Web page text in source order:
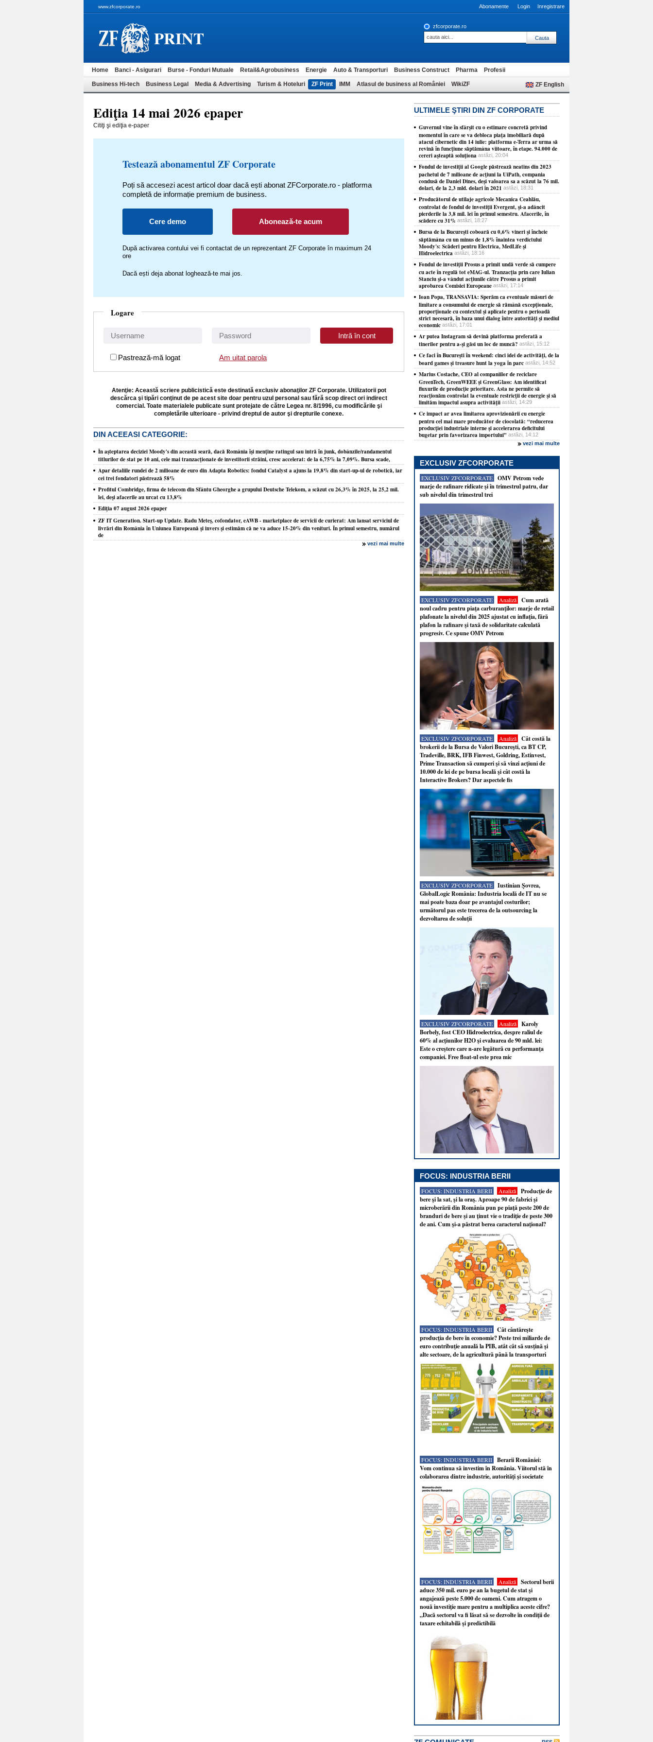
www.zfcorporate.ro Abonamente Login Inregistrare
PRINT zfcorporate.ro
Home Banci - Asigurari Burse - Fonduri Mutuale Retail&Agrobusiness Energie Auto & Transporturi Business Construct Pharma Profesii
Business Hi-tech Business Legal Media & Advertising Turism & Hoteluri ZF Print IMM Atlasul de business al României WikiZF ZF English
Ediţia 14 mai 2026 epaper
Citiţi şi ediţia e-paper
Testează abonamentul ZF Corporate
Poți să accesezi acest articol doar dacă ești abonat ZFCorporate.ro - platforma
completă de informație premium de business.
Cere demo Abonează-te acum
După activarea contului vei fi contactat de un reprezentant ZF Corporate în maximum 24
ore
Dacă ești deja abonat loghează-te mai jos.
Logare
Pastrează-mă logat Am uitat parola
Atenţie: Această scriere publicistică este destinată exclusiv abonaţilor ZF Corporate. Utilizatorii pot
descărca şi tipări conţinut de pe acest site doar pentru uzul personal sau fără scop direct ori indirect
comercial. Toate materialele publicate sunt protejate de către Legea nr. 8/1996, cu modificările şi
completările ulterioare - privind dreptul de autor şi drepturile conexe.
DIN ACEEASI CATEGORIE:
În aşteptarea deciziei Moody's din această seară, dacă România îşi menţine ratingul sau intră în junk, dobânzile/randamentul
titlurilor de stat pe 10 ani, cele mai tranzacţionate de investitorii străini, cresc accelerat: de la 6,75% la 7,09%. Bursa scade,
Apar detaliile rundei de 2 milioane de euro din Adapta Robotics: fondul Catalyst a ajuns la 19,8% din start-up-ul de robotică, iar
cei trei fondatori păstrează 58%
Profitul Combridge, firma de telecom din Sfântu Gheorghe a grupului Deutsche Telekom, a scăzut cu 26,3% în 2025, la 25,2 mil.
lei, deşi afacerile au urcat cu 13,8%
Ediţia 07 august 2026 epaper
ZF IT Generation. Start-up Update. Radu Meteş, cofondator, eAWB - marketplace de servicii de curierat: Am lansat serviciul de
livrări din România în Uniunea Europeană şi invers şi estimăm că ne va aduce 15-20% din venituri. În primul semestru, numărul
de
vezi mai multe
ULTIMELE ŞTIRI DIN ZF CORPORATE
Guvernul vine în sfârşit cu o estimare concretă privind
momentul în care se va debloca piaţa imobiliară după
atacul cibernetic din 14 iulie: platforma e-Terra ar urma să
revină în funcţiune săptămâna viitoare, în etape. 94.000 de
cereri aşteaptă soluţiona astăzi, 20:04
Fondul de investiţii al Google păstrează neatins din 2023
pachetul de 7 milioane de acţiuni la UiPath, compania
condusă de Daniel Dines, deşi valoarea sa a scăzut la 76 mil.
dolari, de la 2,3 mld. dolari în 2021 astăzi, 18:31
Producătorul de utilaje agricole Mecanica Ceahlău,
controlat de fondul de investiţii Evergent, şi-a adâncit
pierderile la 3,8 mil. lei în primul semestru. Afacerile, în
scădere cu 31% astăzi, 18:27
Bursa de la Bucureşti coboară cu 0,6% vineri şi încheie
săptămâna cu un minus de 1,8% înaintea verdictului
Moody's: Scăderi pentru Electrica, MedLife şi
Hidroelectrica astăzi, 18:16
Fondul de investiţii Prosus a primit undă verde să cumpere
cu acte în regulă tot eMAG-ul. Tranzacţia prin care Iulian
Stanciu şi-a vândut acţiunile către Prosus a primit
aprobarea Comisiei Europeane astăzi, 17:14
Ioan Popa, TRANSAVIA: Sperăm ca eventuale măsuri de
limitare a consumului de energie să rămână excepţionale,
proporţionale cu contextul şi aplicate pentru o perioadă
strict necesară, în baza unui dialog între autorităţi şi mediul
economic astăzi, 17:01
Ar putea Instagram să devină platforma preferată a
tinerilor pentru a-şi găsi un loc de muncă? astăzi, 15:12
Ce faci în Bucureşti în weekend: cinci idei de activităţi, de la
board games şi treasure hunt la yoga în parc astăzi, 14:52
Marius Costache, CEO al companiilor de reciclare
GreenTech, GreenWEEE şi GreenGlass: Am identificat
fluxurile de producţie prioritare. Asta ne permite să
reacţionăm controlat la eventuale restricţii de energie şi să
limităm impactul asupra activităţii astăzi, 14:29
Ce impact ar avea limitarea aprovizionării cu energie
pentru cel mai mare producător de ciocolată: “reducerea
producţiei industriale interne şi accelerarea deficitului
bugetar prin favorizarea importului” astăzi, 14:12
vezi mai multe
EXCLUSIV ZFCORPORATE
EXCLUSIV ZFCORPORATE
OMV Petrom vede
marje de rafinare ridicate şi în trimestrul patru, dar
sub nivelul din trimestrul trei
EXCLUSIV ZFCORPORATE Analiză
Cum arată
noul cadru pentru piaţa carburanţilor: marje de retail
plafonate la nivelul din 2025 ajustat cu inflaţia, fără
plafon la rafinare şi taxă de solidaritate calculată
progresiv. Ce spune OMV Petrom
EXCLUSIV ZFCORPORATE Analiză
Cât costă la
brokerii de la Bursa de Valori Bucureşti, ca BT CP,
Tradeville, BRK, IFB Finwest, Goldring, Estinvest,
Prime Transaction să cumperi şi să vinzi acţiuni de
10.000 de lei de pe bursa locală şi cât costă la
Interactive Brokers? Dar aspectele fis
EXCLUSIV ZFCORPORATE
Iustinian Şovrea,
GlobalLogic România: Industria locală de IT nu se
mai poate baza doar pe avantajul costurilor;
următorul pas este trecerea de la outsourcing la
dezvoltarea de soluţii
EXCLUSIV ZFCORPORATE Analiză
Karoly
Borbely, fost CEO Hidroelectrica, despre raliul de
60% al acţiunilor H2O şi evaluarea de 90 mld. lei:
Este o creştere care n-are legătură cu performanţa
companiei. Free float-ul este prea mic
FOCUS: INDUSTRIA BERII
FOCUS: INDUSTRIA BERII Analiză
Producţie de
bere şi la sat, şi la oraş. Aproape 90 de fabrici şi
microberării din România pun pe piaţă peste 200 de
branduri de bere şi au ţinut vie o tradiţie de peste 300
de ani. Cum şi-a păstrat berea caracterul naţional?
FOCUS: INDUSTRIA BERII
Cât cântăreşte
producţia de bere în economie? Peste trei miliarde de
euro contribuţie anuală la PIB, atât cât să susţină şi
alte sectoare, de la agricultură până la transporturi
FOCUS: INDUSTRIA BERII
Berarii României:
Vom continua să investim în România. Viitorul stă în
colaborarea dintre industrie, autorităţi şi societate
FOCUS: INDUSTRIA BERII Analiză
Sectorul berii
aduce 350 mil. euro pe an la bugetul de stat şi
angajează peste 5.000 de oameni. Cum atragem o
nouă investiţie mare pentru a multiplica aceste cifre?
„Dacă sectorul va fi lăsat să se dezvolte în condiţii de
taxare echitabilă şi predictibilă